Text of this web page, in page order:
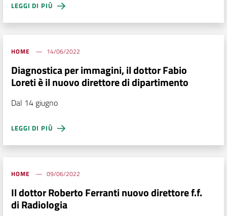
LEGGI DI PIÙ
HOME 14/06/2022
Diagnostica per immagini, il dottor Fabio
Loreti è il nuovo direttore di dipartimento
Dal 14 giugno
LEGGI DI PIÙ
HOME 09/06/2022
Il dottor Roberto Ferranti nuovo direttore f.f.
di Radiologia